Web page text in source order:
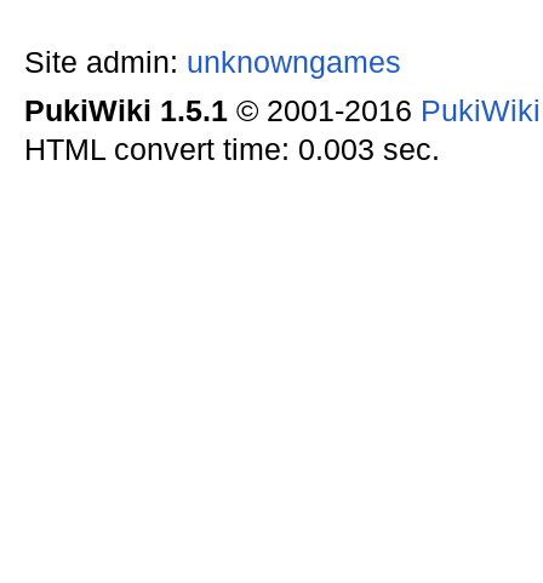
Site admin: unknowngames
PukiWiki 1.5.1© 2001-2016
HTML convert time: 0.003 sec.